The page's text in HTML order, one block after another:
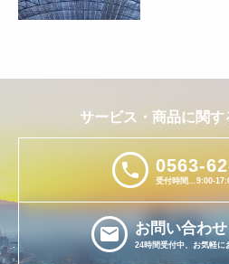
サービス・商品に関
phone 0563-
受付時間...9:00-
email お問い合わせ
24時間受付中、お気軽に